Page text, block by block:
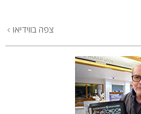
צפה בווידיאו